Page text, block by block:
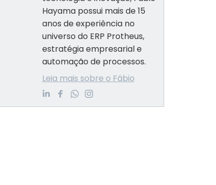
Hayama possui mais de 15
anos de experiência no
universo do ERP Protheus,
estratégia empresarial e
automação de processos.
Leia mais sobre o Fábio